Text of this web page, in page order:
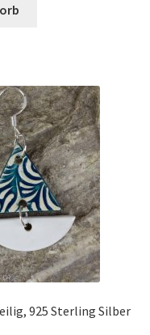
925 Sterling Silber